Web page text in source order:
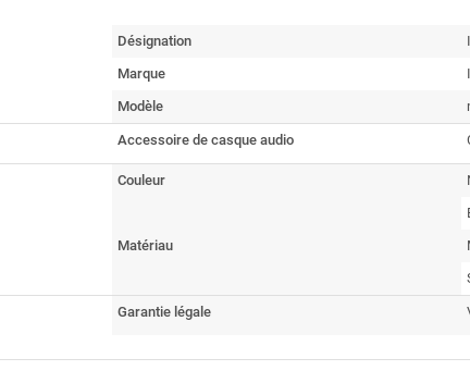
Désignation
Marque
Modèle
Accessoire de casque audio
Couleur
Matériau
Garantie légale